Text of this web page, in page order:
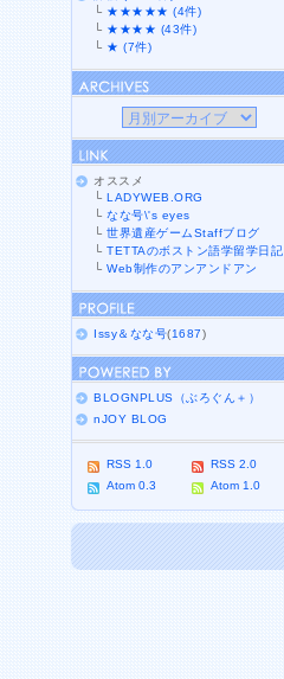
└ ★★★★★ (4件)
└ ★★★★ (43件)
└ ★ (7件)
オススメ
└LADYWEB.ORG
└なな号\'s eyes
└世界遺産ゲームStaffブログ
└TETTAのボストン語学留学日記
└Web制作のアンアンドアン
Issy＆なな号(1687)
BLOGNPLUS（ぶろぐん＋）
nJOY BLOG
RSS 1.0
RSS 2.0
Atom 0.3
Atom 1.0